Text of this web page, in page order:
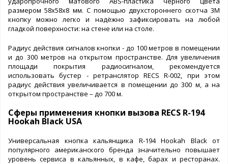
размером 58х58х8 мм. С помощью двухстороннего скотча 3М
кнопку можно легко и надёжно зафиксировать на любой
гладкой поверхности: на стене или на столе.
Радиус действия сигналов кнопки - до 100 метров в помещении
и до 300 метров на открытом пространстве. Для увеличения
площади покрытия радиосигналом, рекомендуется
использовать бустер - ретранслятор RECS R-002, при этом
радиус действия увеличивается в помещении до 300 м, а на
открытом пространстве – до 700 м.
Сферы применения кнопки вызова RECS R-194
Hookah Black USA
Универсальная кнопка кальянщика R-194 Hookah Black от
популярного американского бренда значительно повышает
уровень сервиса в кальянных, в кафе, барах и ресторанах.